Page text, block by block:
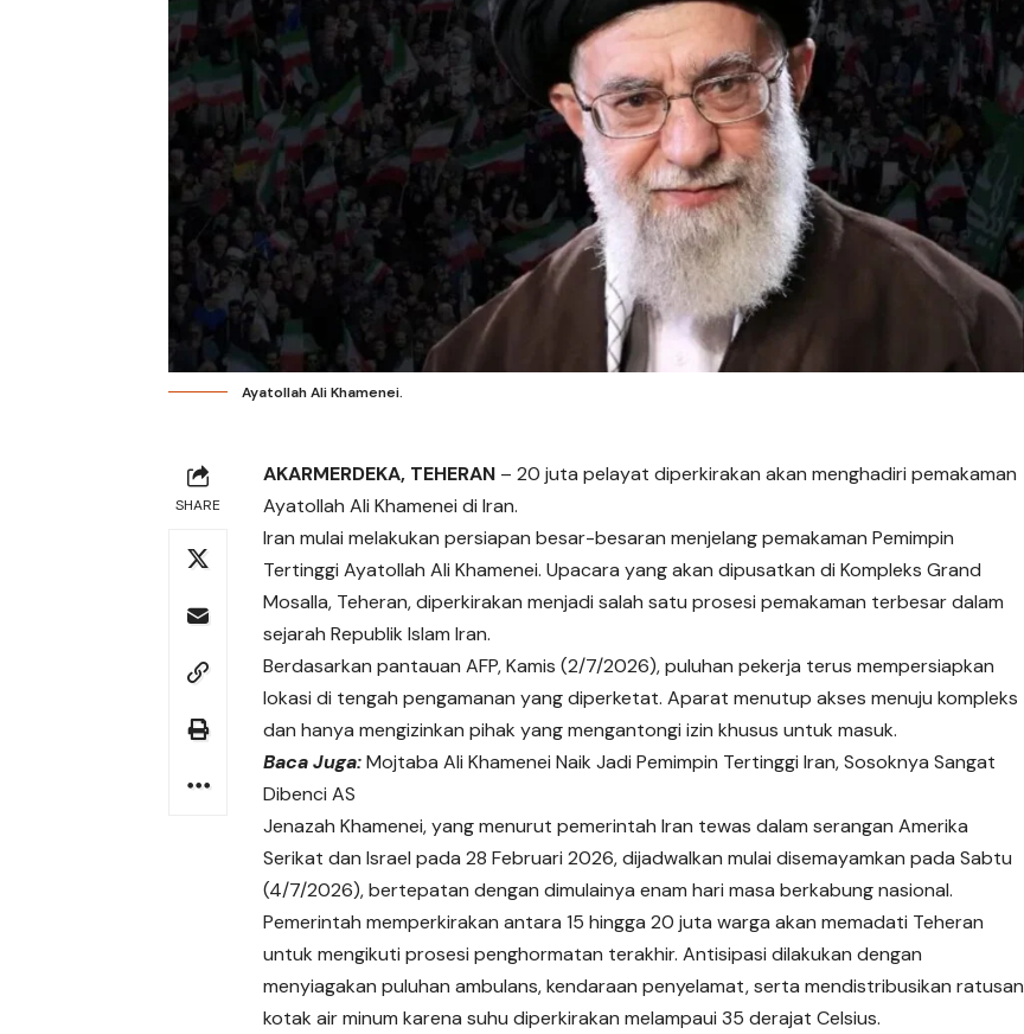
Ayatollah Ali Khamenei.
SHARE
AKARMERDEKA, TEHERAN – 20 juta pelayat diperkirakan akan menghadiri pemakaman
Ayatollah Ali Khamenei di Iran.
Iran mulai melakukan persiapan besar-besaran menjelang pemakaman Pemimpin
Tertinggi Ayatollah Ali Khamenei. Upacara yang akan dipusatkan di Kompleks Grand
Mosalla, Teheran, diperkirakan menjadi salah satu prosesi pemakaman terbesar dalam
sejarah Republik Islam Iran.
Berdasarkan pantauan AFP, Kamis (2/7/2026), puluhan pekerja terus mempersiapkan
lokasi di tengah pengamanan yang diperketat. Aparat menutup akses menuju kompleks
dan hanya mengizinkan pihak yang mengantongi izin khusus untuk masuk.
Baca Juga:Mojtaba Ali Khamenei Naik Jadi Pemimpin Tertinggi Iran, Sosoknya Sangat
Dibenci AS
Jenazah Khamenei, yang menurut pemerintah Iran tewas dalam serangan Amerika
Serikat dan Israel pada 28 Februari 2026, dijadwalkan mulai disemayamkan pada Sabtu
(4/7/2026), bertepatan dengan dimulainya enam hari masa berkabung nasional.
Pemerintah memperkirakan antara 15 hingga 20 juta warga akan memadati Teheran
untuk mengikuti prosesi penghormatan terakhir. Antisipasi dilakukan dengan
menyiagakan puluhan ambulans, kendaraan penyelamat, serta mendistribusikan ratusan
kotak air minum karena suhu diperkirakan melampaui 35 derajat Celsius.